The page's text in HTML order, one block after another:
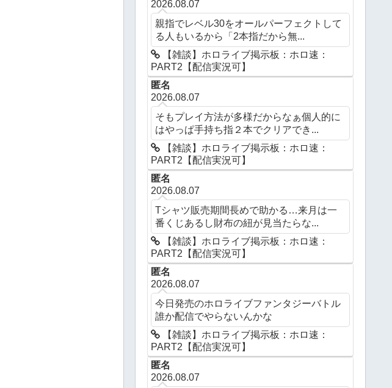
2026.08.07
親指でレベル30をオールパーフェクトして
る人もいるから「2本指だから無...
【雑談】ホロライブ掲示板：ホロ速：
PART2【配信実況可】
匿名
2026.08.07
そもプレイ方法が多様だからなぁ個人的に
はやっぱ手持ち指２本でクリアでき...
【雑談】ホロライブ掲示板：ホロ速：
PART2【配信実況可】
匿名
2026.08.07
Tシャツ販売期間長めで助かる…来月は一
番くじあるし財布の紐が見当たらな...
【雑談】ホロライブ掲示板：ホロ速：
PART2【配信実況可】
匿名
2026.08.07
今日発売のホロライブファンタジーバトル
誰か配信でやらないんかな
【雑談】ホロライブ掲示板：ホロ速：
PART2【配信実況可】
匿名
2026.08.07